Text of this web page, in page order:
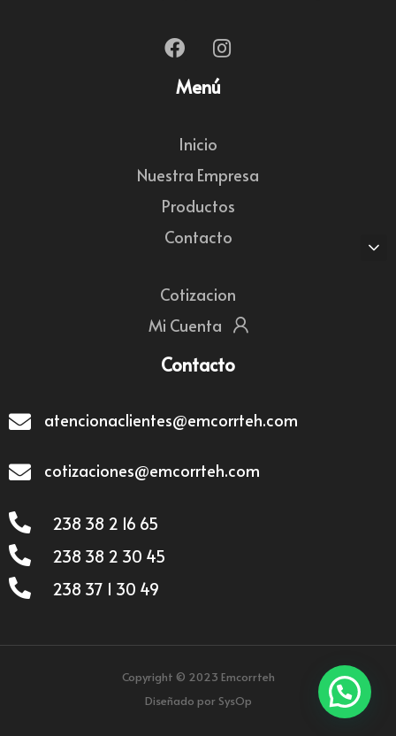
Menú
Inicio
Nuestra Empresa
Productos
Contacto
Cotizacion
Mi Cuenta
Contacto
atencionaclientes@emcorrteh.com
cotizaciones@emcorrteh.com
238 38 2 16 65
238 38 2 30 45
238 37 1 30 49
Copyright © 2023 Emcorrteh
Diseñado por SysOp